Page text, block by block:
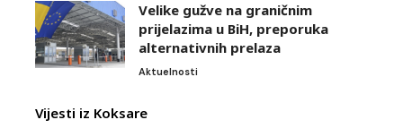
Velike gužve na graničnim
prijelazima u BiH, preporuka
alternativnih prelaza
Aktuelnosti
Vijesti iz Koksare